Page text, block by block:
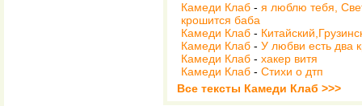
Камеди Клаб - я люблю тебя,
крошится баба
Камеди Клаб -
Камеди Клаб - У любви есть два
Камеди Клаб - хакер витя
Камеди Клаб - Стихи о дтп
Все тексты Камеди Клаб >>>